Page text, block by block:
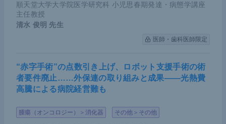
順天堂大学大学院医学研究科 小児思春期発達・病態学講座
主任教授
清水 俊明 先生
医師・歯科医師限定
“赤字手術”の点数引き上げ、ロボット支援手術の術
者要件廃止……外保連の取り組みと成果――光熱費
高騰による病院経営難も
腫瘍（オンコロジー）＞消化器 その他＞その他